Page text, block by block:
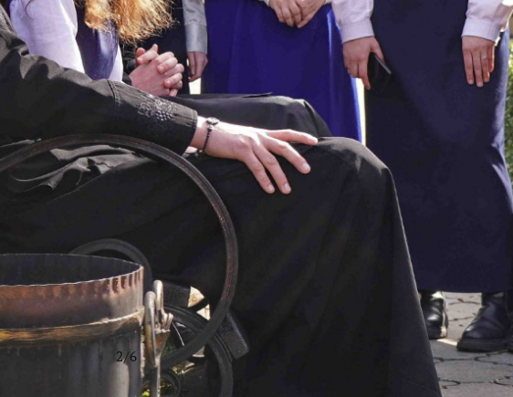
ВПБА —
формується
2/6